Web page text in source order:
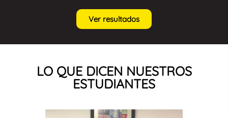
Ver resultados
LO QUE DICEN NUESTROS
ESTUDIANTES